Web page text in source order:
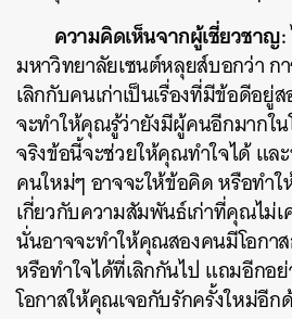
ความคิดเห็นจากผู้เชี่ยวชาญ:
มหาวิทยาลัยเซนต์หลุยส์บอกว่า ก
เลิกกับคนเก่าเป็นเรื่องที่มีข้อดีอยู่
จะทำให้คุณรู้ว่ายังมีผู้คนอีกมากใ
จริงข้อนี้จะช่วยให้คุณทำใจได้ แล
คนใหม่ๆ อาจจะให้ข้อคิด หรือทำ
เกี่ยวกับความสัมพันธ์เก่าที่คุณไม่
นั่นอาจจะทำให้คุณสองคนมีโอกา
หรือทำใจได้ที่เลิกกันไป แถมอีกอ
โอกาสให้คุณเจอกับรักครั้งใหม่อีก